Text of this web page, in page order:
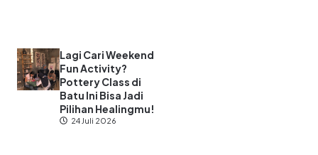
Lagi Cari Weekend
Fun Activity?
Pottery Class di
Batu Ini Bisa Jadi
Pilihan Healingmu!
24 Juli 2026